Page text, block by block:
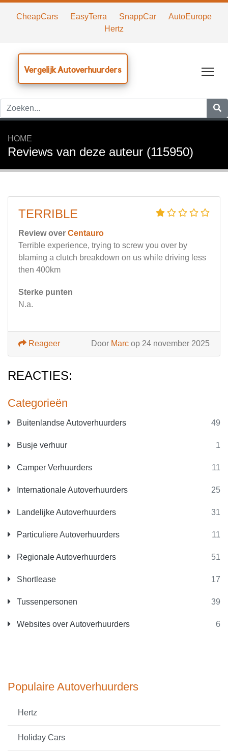
CheapCars EasyTerra SnappCar
AutoEurope
Hertz
Vergelijk Autoverhuurders
HOME
Reviews van deze auteur (115950)
Categorieën
Buitenlandse Autoverhuurders 49
Busje verhuur 1
Camper Verhuurders 11
Internationale Autoverhuurders 25
Landelijke Autoverhuurders 31
Particuliere Autoverhuurders 11
Regionale Autoverhuurders 51
Shortlease 17
Tussenpersonen 39
Websites over Autoverhuurders 6
Populaire Autoverhuurders
Hertz
Holiday Cars
TERRIBLE
Review over Centauro
Terrible experience, trying to screw you over by
blaming a clutch breakdown on us while driving less
then 400km
Sterke punten
N.a.
Door Marc op 24 november 2025
Reageer
REACTIES: